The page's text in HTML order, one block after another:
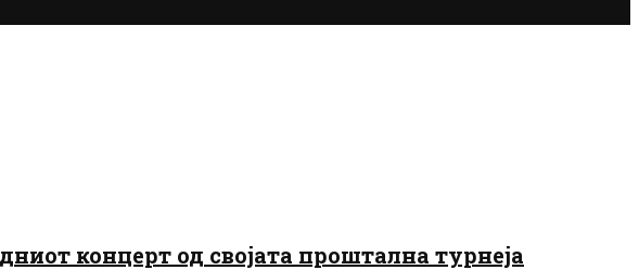
концерт од својата проштална турнеја